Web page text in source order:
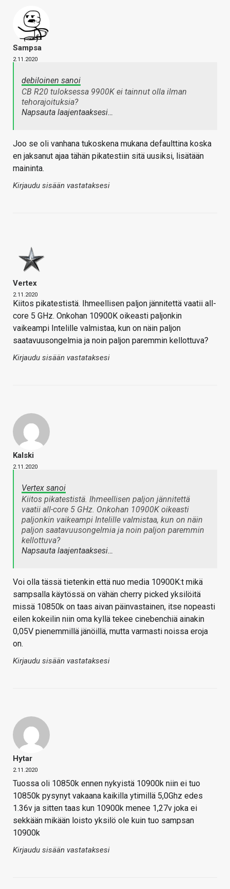
Sampsa
2.11.2020
debiloinen sanoi
CB R20 tuloksessa 9900K ei tainnut olla ilman
tehorajoituksia?
Napsauta laajentaaksesi…
Joo se oli vanhana tukoskena mukana defaulttina koska
en jaksanut ajaa tähän pikatestiin sitä uusiksi, lisätään
maininta.
Kirjaudu sisään vastataksesi
Vertex
2.11.2020
Kiitos pikatestistä. Ihmeellisen paljon jännitettä vaatii all-
core 5 GHz. Onkohan 10900K oikeasti paljonkin
vaikeampi Intelille valmistaa, kun on näin paljon
saatavuusongelmia ja noin paljon paremmin kellottuva?
Kirjaudu sisään vastataksesi
Kalski
2.11.2020
Vertex sanoi
Kiitos pikatestistä. Ihmeellisen paljon jännitettä
vaatii all-core 5 GHz. Onkohan 10900K oikeasti
paljonkin vaikeampi Intelille valmistaa, kun on näin
paljon saatavuusongelmia ja noin paljon paremmin
kellottuva?
Napsauta laajentaaksesi…
Voi olla tässä tietenkin että nuo media 10900K:t mikä
sampsalla käytössä on vähän cherry picked yksilöitä
missä 10850k on taas aivan päinvastainen, itse nopeasti
eilen kokeilin niin oma kyllä tekee cinebenchiä ainakin
0,05V pienemmillä jänöillä, mutta varmasti noissa eroja
on.
Kirjaudu sisään vastataksesi
Hytar
2.11.2020
Tuossa oli 10850k ennen nykyistä 10900k niin ei tuo
10850k pysynyt vakaana kaikilla ytimillä 5,0Ghz edes
1.36v ja sitten taas kun 10900k menee 1,27v joka ei
sekkään mikään loisto yksilö ole kuin tuo sampsan
10900k
Kirjaudu sisään vastataksesi